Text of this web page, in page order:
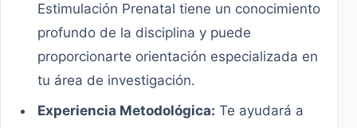
Estimulación Prenatal tiene un conocimiento
profundo de la disciplina y puede
proporcionarte orientación especializada en
tu área de investigación.
Experiencia Metodológica: Te ayudará a